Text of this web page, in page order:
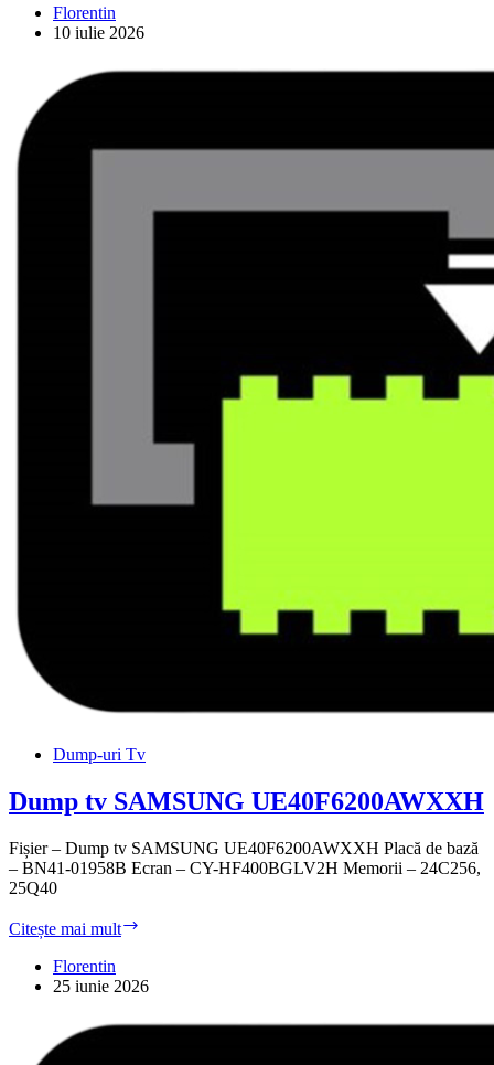
V41D
Florentin
10 iulie 2026
Dump-uri Tv
Dump tv SAMSUNG UE40F6200AWXXH
Fișier – Dump tv SAMSUNG UE40F6200AWXXH Placă de bază
– BN41-01958B Ecran – CY-HF400BGLV2H Memorii – 24C256,
25Q40
Citește mai mult
UE40F6200AWXXH
Florentin
25 iunie 2026